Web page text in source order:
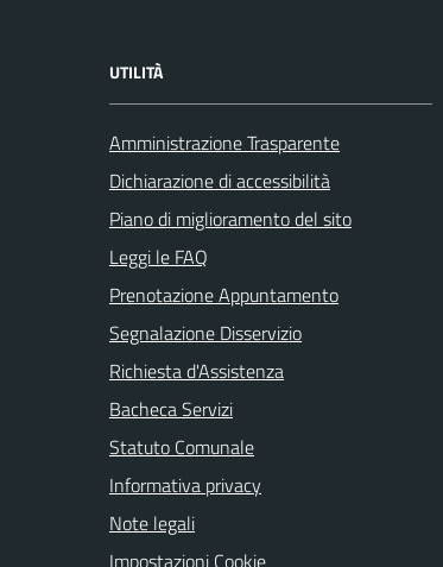
UTILITÀ
Amministrazione Trasparente
Dichiarazione di accessibilità
Piano di miglioramento del sito
Leggi le FAQ
Prenotazione Appuntamento
Segnalazione Disservizio
Richiesta d'Assistenza
Bacheca Servizi
Statuto Comunale
Informativa privacy
Note legali
Impostazioni Cookie